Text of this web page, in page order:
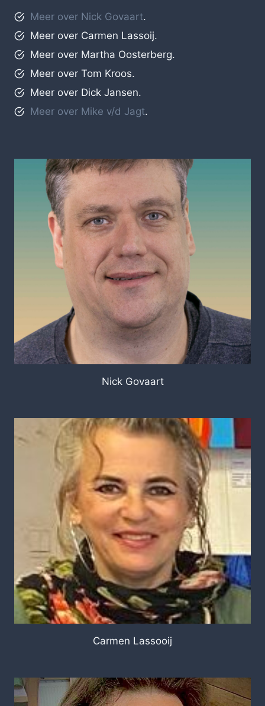
Meer over Nick Govaart.
Meer over Carmen Lassoij.
Meer over Martha Oosterberg.
Meer over Tom Kroos.
Meer over Dick Jansen.
Meer over Mike v/d Jagt.
Nick Govaart
Carmen Lassooij